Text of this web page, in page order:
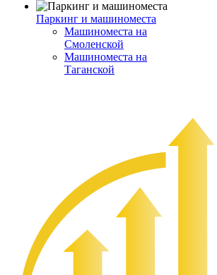
Паркинг и машиноместа
Машиноместа на
Смоленской
Машиноместа на
Таганской